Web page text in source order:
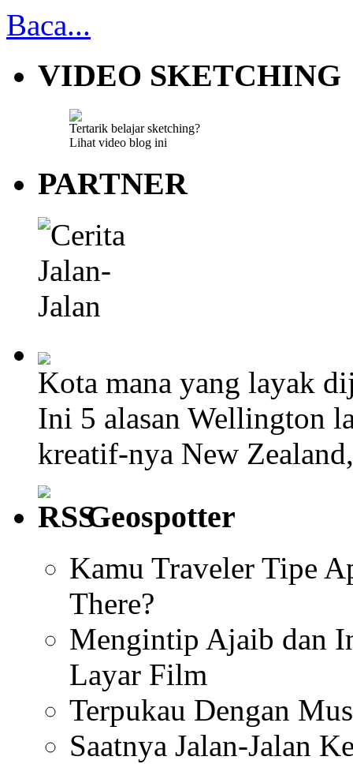
Baca...
VIDEO SKETCHING
Tertarik belajar sketching?
Lihat video blog ini
PARTNER
Kota mana yang layak
Ini 5 alasan Wellington
kreatif-nya New
Geospotter
Kamu Traveler Tipe
There?
Mengintip Ajaib dan
Layar Film
Terpukau Dengan
Saatnya Jalan-Jalan